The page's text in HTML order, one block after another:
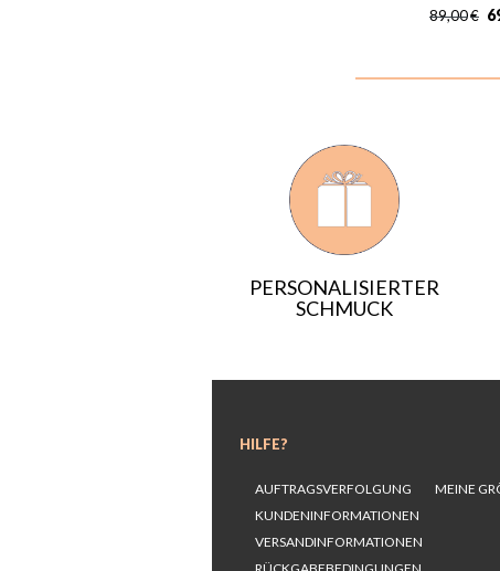
€
89,00
PERSONALISIERTER
SCHMUCK
HILFE?
AUFTRAGSVERFOLGUNG
KUNDENINFORMATIONEN
VERSANDINFORMATIONEN
MEINE